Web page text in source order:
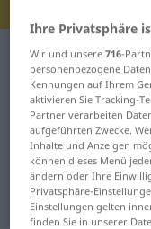
Deutsch-
Deutsch-
Übersetzung
Ihre Privatsphäre
Wir und unsere716-
personenbezogene
Kennungen auf Ihrem
aktivieren Sie Tracking-
Partner verarbeiten
aufgeführten Zwecke.
Inhalte und Anzeigen
können dieses Menü
ändern oder Ihre
Privatsphäre-
Einstellungen gelten
finden Sie in unserer